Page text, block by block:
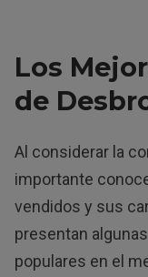
Los
de
Al considerar la
importante
vendidos y sus
presentan
populares en el